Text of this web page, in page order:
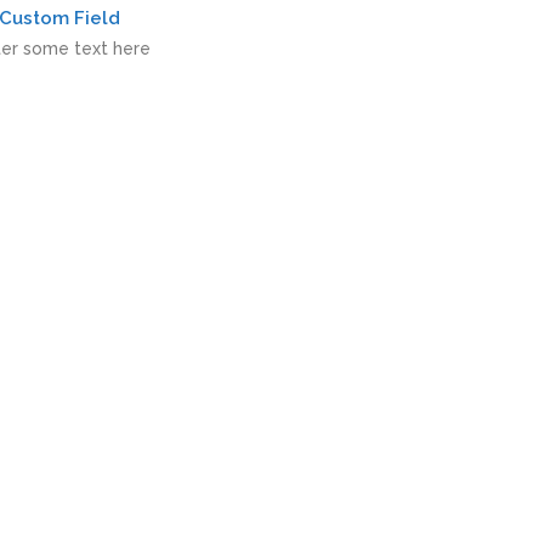
Custom Field
some text here